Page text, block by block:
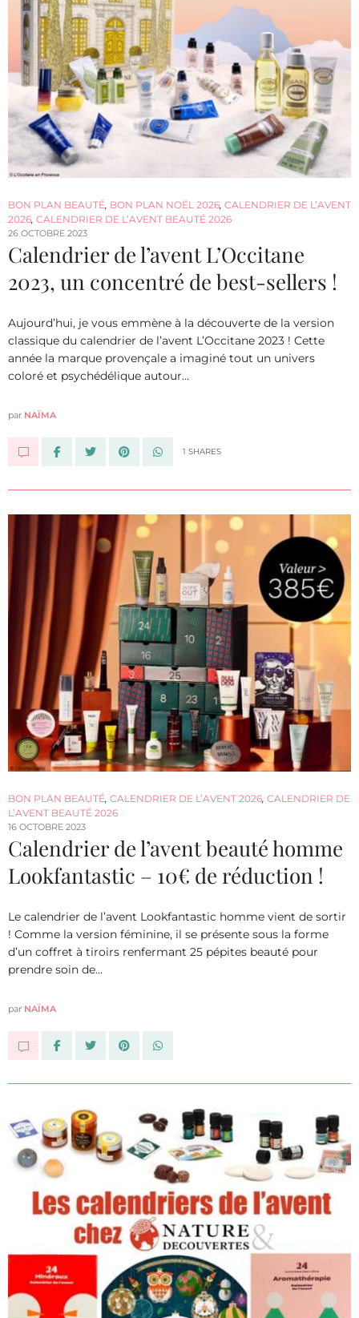
BON PLAN BEAUTÉ, BON PLAN NOËL 2026, CALENDRIER DE L’AVENT
2026, CALENDRIER DE L’AVENT BEAUTÉ 2026
26 OCTOBRE 2023
Calendrier de l’avent L’Occitane
2023, un concentré de best-sellers !
Aujourd’hui, je vous emmène à la découverte de la version
classique du calendrier de l’avent L’Occitane 2023 ! Cette
année la marque provençale a imaginé tout un univers
coloré et psychédélique autour…
par NAÏMA
1 SHARES
BON PLAN BEAUTÉ, CALENDRIER DE L’AVENT 2026, CALENDRIER DE
L’AVENT BEAUTÉ 2026
16 OCTOBRE 2023
Calendrier de l’avent beauté homme
Lookfantastic – 10€ de réduction !
Le calendrier de l’avent Lookfantastic homme vient de sortir
! Comme la version féminine, il se présente sous la forme
d’un coffret à tiroirs renfermant 25 pépites beauté pour
prendre soin de…
par NAÏMA